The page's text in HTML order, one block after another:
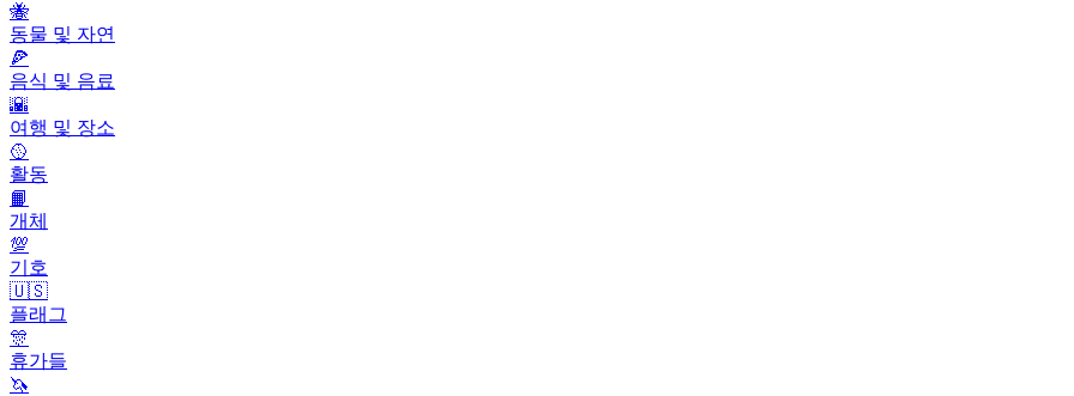
🐝
동물 및 자연
🍕
음식 및 음료
🌇
여행 및 장소
🥎
활동
📙
개체
💯
기호
🇺🇸
플래그
🎊
휴가들
🦄